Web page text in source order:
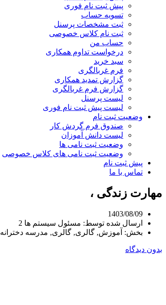
پیش ثبت نام فوری
تسویه حساب
ثبت مشخصات پرسنل
ثبت نام کلاس خصوصی
حساب من
درخواست تداوم همکاری
سبد خرید
فرم غربالگری
گزارش تمدید همکاری
گزارش فرم غربالگری
لیست پرسنل
لیست پیش ثبت نام فوری
وضعیت ثبت نام
صندوق فرم گردش کار
لیست دانش آموزان
وضعیت ثبت نامی ها
وضعیت ثبت نامی های کلاس خصوصی
پیش ثبت نام
تماس با ما
مهارت زندگی ،
1403/08/09
ارسال شده توسط: مسئول سیستم ها 2
بخش: آموزش, گالری, گالری, مدرسه دخترانه
بدون دیدگاه